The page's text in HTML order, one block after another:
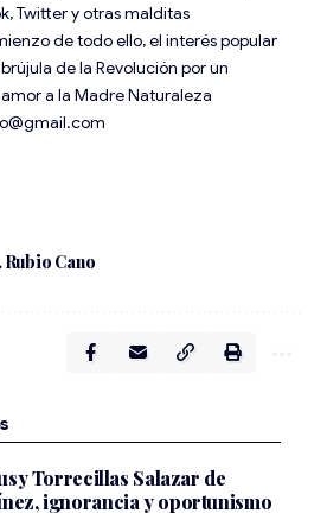
Twitter y otras malditas
de todo ello, el interés popular
de la Revolución por un
a la Madre Naturaleza
Rubio Cano
Torrecillas Salazar de
ignorancia y oportunismo